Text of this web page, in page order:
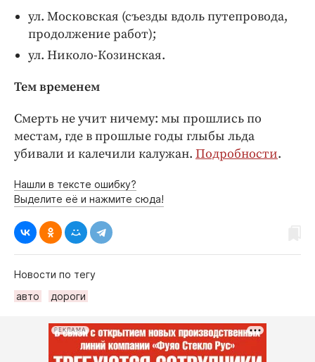
ул. Московская (съезды вдоль путепровода,
продолжение работ);
ул. Николо-Козинская.
Тем временем
Смерть не учит ничему: мы прошлись по
местам, где в прошлые годы глыбы льда
убивали и калечили калужан. Подробности.
Нашли в тексте ошибку?
Выделите её и нажмите сюда!
Новости по тегу
авто
дороги
РЕКЛАМА